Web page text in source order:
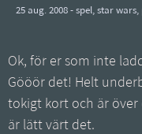
25 aug. 2008 - spel, star wars,
Ok, för er som inte
Gööör det! Helt
tokigt kort och är
är lätt värt det.